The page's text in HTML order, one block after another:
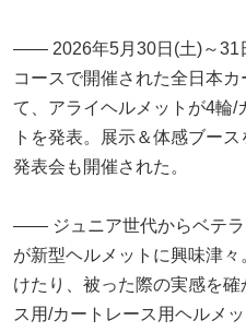
―― 2026年5月30日(土)～31
コースで開催された全日本
て、アライヘルメットが4輪/
トを発表。展示＆体感ブー
発表会も開催された。
―― ジュニア世代からベテラ
が新型ヘルメットに興味津
けたり、被った際の実感を
ス用/カートレース用ヘルメ